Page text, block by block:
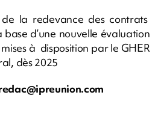
la redevance des contrats
base d’une nouvelle évaluation
à disposition par le GHER
dès 2025